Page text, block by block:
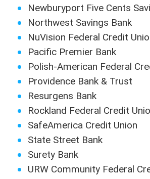
Newburyport Five Cents
Northwest Savings Bank
NuVision Federal Credit
Pacific Premier Bank
Polish-American Federal
Providence Bank & Trust
Resurgens Bank
Rockland Federal Credit
SafeAmerica Credit Union
State Street Bank
Surety Bank
URW Community Federal